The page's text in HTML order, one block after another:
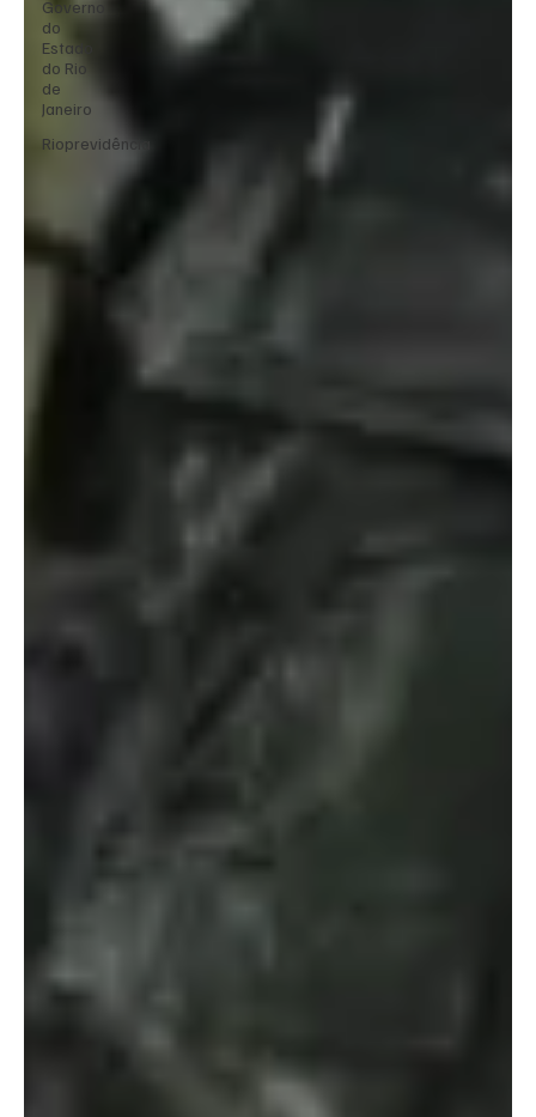
Governo
do
Estado
do Rio
de
Janeiro
Rioprevidência